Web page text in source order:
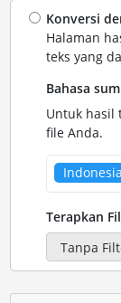
Konversi
Halaman
teks yang
Bahasa
Untuk hasil
file Anda.
Indonesia
Terapkan